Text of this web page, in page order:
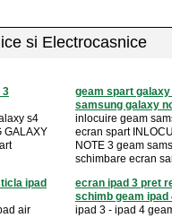
si Electrocasnice
3
s4
GALAXY
geam spart
samsung galaxy
inlocuire geam
ecran spart
NOTE 3 geam
schimbare ecran
ipad
air
ecran ipad 3 pret
schimb geam ipad
ipad 3 - ipad 4